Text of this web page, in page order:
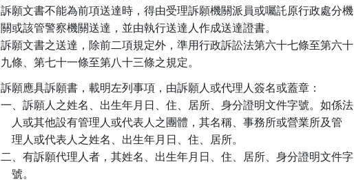
訴願文書不能為前項送達時，得由受理訴願機關派員或囑託原行政處分機
關或該管警察機關送達，並由執行送達人作成送達證書。
訴願文書之送達，除前二項規定外，準用行政訴訟法第六十七條至第六十
九條、第七十一條至第八十三條之規定。
訴願應具訴願書，載明左列事項，由訴願人或代理人簽名或蓋章：
一、訴願人之姓名、出生年月日、住、居所、身分證明文件字號。如係法
    人或其他設有管理人或代表人之團體，其名稱、事務所或營業所及管
    理人或代表人之姓名、出生年月日、住、居所。
二、有訴願代理人者，其姓名、出生年月日、住、居所、身分證明文件字
    號。